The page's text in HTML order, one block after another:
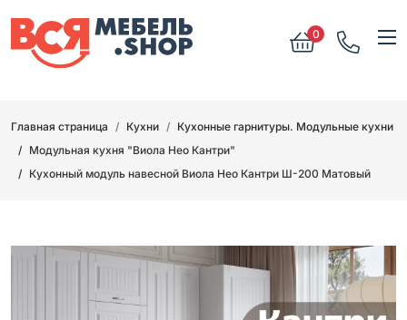
0
Главная страница Кухни
Кухонные гарнитуры. Модульные кухни
Модульная кухня "Виола Нео Кантри"
Кухонный модуль навесной Виола Нео Кантри Ш-200 Матовый